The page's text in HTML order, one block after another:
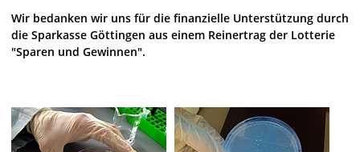
Wir bedanken wir uns für die finanzielle Unterstützung durch
die Sparkasse Göttingen aus einem Reinertrag der Lotterie
"Sparen und Gewinnen".